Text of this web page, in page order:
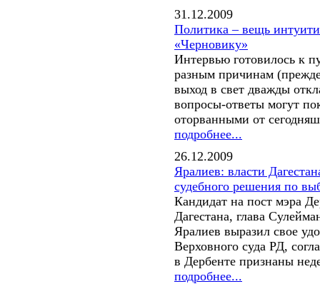
31.12.2009
Политика – вещь
«Черновику»
Интервью готовилось к
разным причинам
выход в свет дважды
вопросы-ответы могут
оторванными от
подробнее...
26.12.2009
Яралиев: власти
судебного решения по
Кандидат на пост мэра
Дагестана, глава
Яралиев выразил свое
Верховного суда РД,
в Дербенте признаны
подробнее...